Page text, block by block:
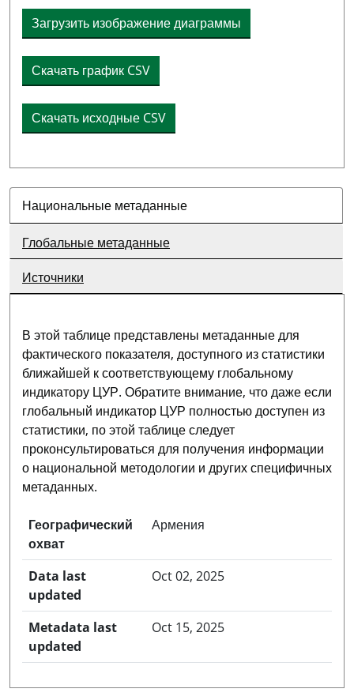
Загрузить изображение диаграммы
Скачать график CSV
Скачать исходные CSV
Национальные метаданные
Глобальные метаданные
Источники
В этой таблице представлены метаданные для
фактического показателя, доступного из статистики
ближайшей к соответствующему глобальному
индикатору ЦУР. Обратите внимание, что даже если
глобальный индикатор ЦУР полностью доступен из
статистики, по этой таблице следует
проконсультироваться для получения информации
о национальной методологии и других специфичных
метаданных.
Географический
охват
Армения
Data last
updated
Oct 02, 2025
Metadata last
updated
Oct 15, 2025